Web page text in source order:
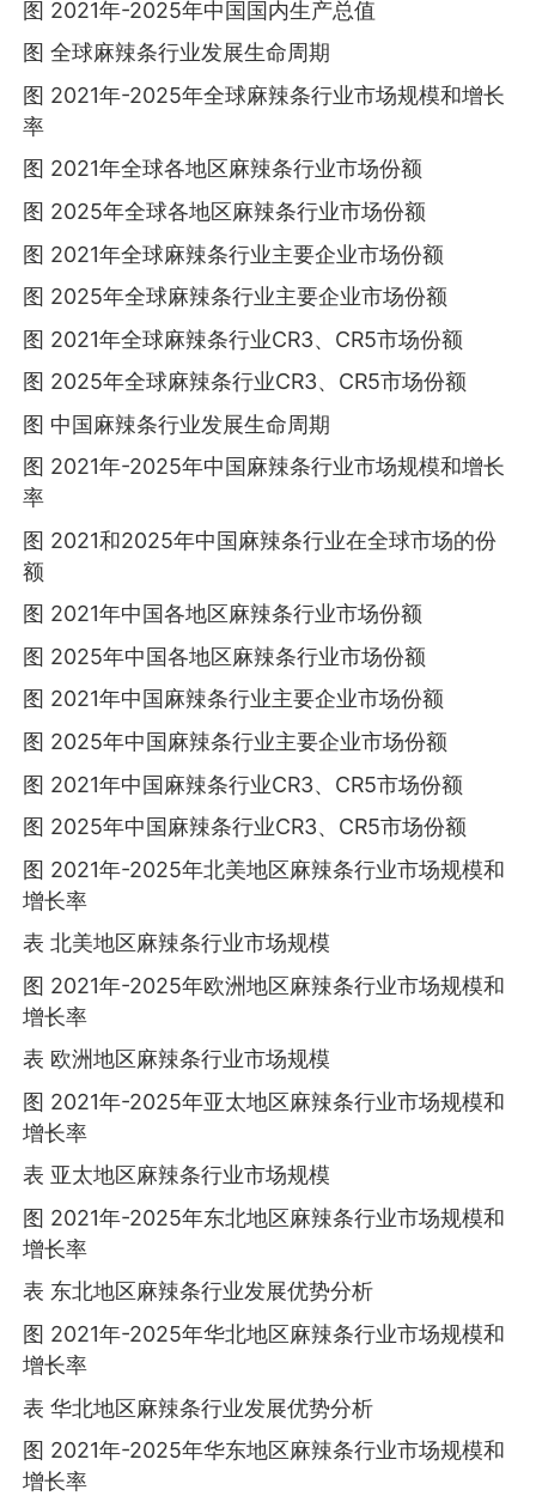
图 2021年-2025年中国国内生产总值
图 全球麻辣条行业发展生命周期
图 2021年-2025年全球麻辣条行业市场规模和增长
率
图 2021年全球各地区麻辣条行业市场份额
图 2025年全球各地区麻辣条行业市场份额
图 2021年全球麻辣条行业主要企业市场份额
图 2025年全球麻辣条行业主要企业市场份额
图 2021年全球麻辣条行业CR3、CR5市场份额
图 2025年全球麻辣条行业CR3、CR5市场份额
图 中国麻辣条行业发展生命周期
图 2021年-2025年中国麻辣条行业市场规模和增长
率
图 2021和2025年中国麻辣条行业在全球市场的份
额
图 2021年中国各地区麻辣条行业市场份额
图 2025年中国各地区麻辣条行业市场份额
图 2021年中国麻辣条行业主要企业市场份额
图 2025年中国麻辣条行业主要企业市场份额
图 2021年中国麻辣条行业CR3、CR5市场份额
图 2025年中国麻辣条行业CR3、CR5市场份额
图 2021年-2025年北美地区麻辣条行业市场规模和
增长率
表 北美地区麻辣条行业市场规模
图 2021年-2025年欧洲地区麻辣条行业市场规模和
增长率
表 欧洲地区麻辣条行业市场规模
图 2021年-2025年亚太地区麻辣条行业市场规模和
增长率
表 亚太地区麻辣条行业市场规模
图 2021年-2025年东北地区麻辣条行业市场规模和
增长率
表 东北地区麻辣条行业发展优势分析
图 2021年-2025年华北地区麻辣条行业市场规模和
增长率
表 华北地区麻辣条行业发展优势分析
图 2021年-2025年华东地区麻辣条行业市场规模和
增长率